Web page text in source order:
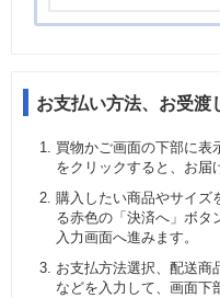
お支払い方法、お受渡
買物かご画面の下部に表
をクリックすると、お届
購入したい商品やサイズ
る赤色の「決済へ」ボタ
入力画面へ進みます。
お支払方法選択、配送商
などを入力して、画面下